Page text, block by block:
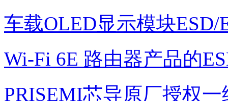
车载OLED显示模块ESD/
Wi-Fi 6E 路由器产品的
PRISEMI芯导原厂授权